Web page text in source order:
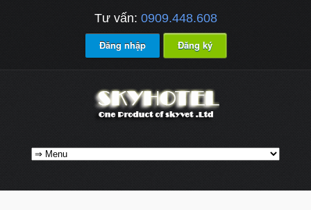
Tư vấn: 0909.448.608
Đăng nhập Đăng ký